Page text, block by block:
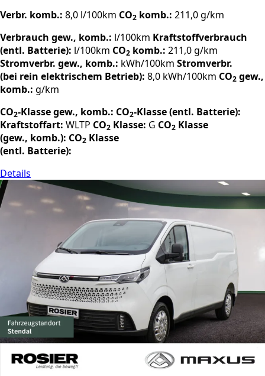
Verbr. komb.: 8,0 l/100km CO2 komb.: 211,0 g/km
Verbrauch gew., komb.: l/100km Kraftstoffverbrauch
(entl. Batterie): l/100km CO2 komb.: 211,0 g/km
Stromverbr. gew., komb.: kWh/100km Stromverbr.
(bei rein elektrischem Betrieb): 8,0 kWh/100km CO2 gew.,
komb.: g/km
CO2-Klasse gew., komb.: CO2-Klasse (entl. Batterie):
Kraftstoffart: WLTP CO2 Klasse: G CO2 Klasse
(gew., komb.): CO2 Klasse
(entl. Batterie):
Details